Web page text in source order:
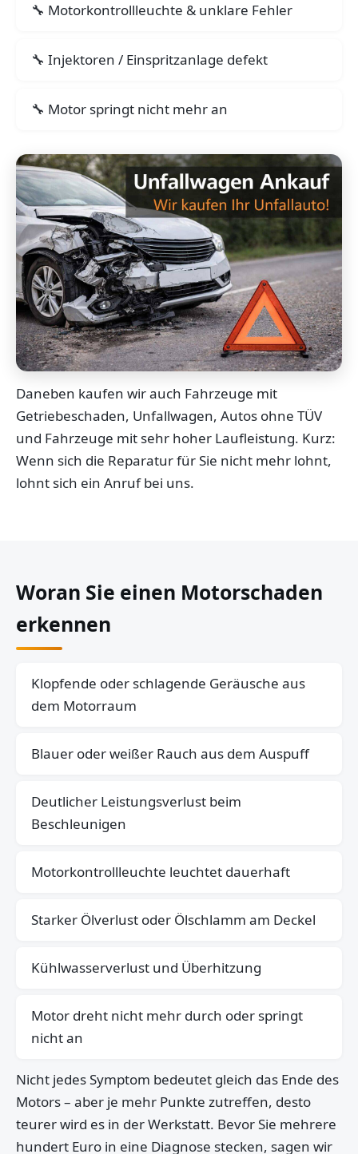
Motorkontrollleuchte & unklare Fehler
Injektoren / Einspritzanlage defekt
Motor springt nicht mehr an
Daneben kaufen wir auch Fahrzeuge mit
Getriebeschaden, Unfallwagen, Autos ohne TÜV
und Fahrzeuge mit sehr hoher Laufleistung. Kurz:
Wenn sich die Reparatur für Sie nicht mehr lohnt,
lohnt sich ein Anruf bei uns.
Woran Sie einen Motorschaden
erkennen
Klopfende oder schlagende Geräusche aus
dem Motorraum
Blauer oder weißer Rauch aus dem Auspuff
Deutlicher Leistungsverlust beim
Beschleunigen
Motorkontrollleuchte leuchtet dauerhaft
Starker Ölverlust oder Ölschlamm am Deckel
Kühlwasserverlust und Überhitzung
Motor dreht nicht mehr durch oder springt
nicht an
Nicht jedes Symptom bedeutet gleich das Ende des
Motors – aber je mehr Punkte zutreffen, desto
teurer wird es in der Werkstatt. Bevor Sie mehrere
hundert Euro in eine Diagnose stecken, sagen wir